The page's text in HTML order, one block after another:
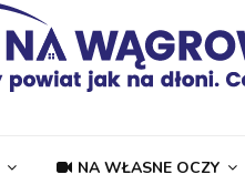
NA WŁASNE OCZY